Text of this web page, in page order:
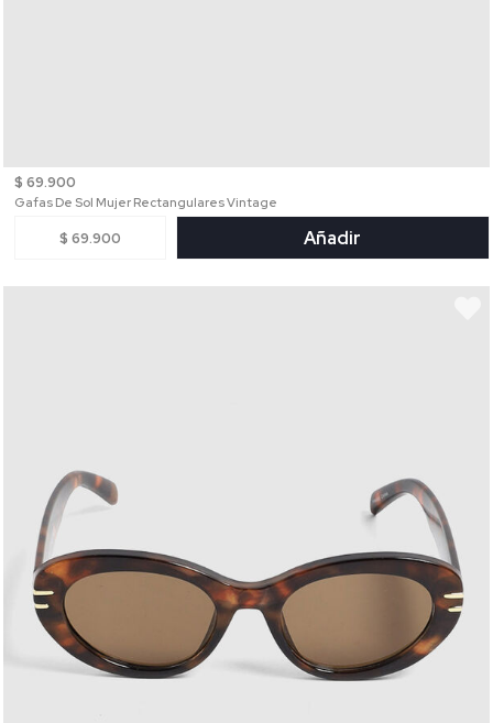
$ 69.900
Gafas De Sol Mujer Rectangulares Vintage
$ 69.900 Añadir